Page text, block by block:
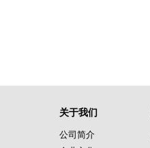
关于我们
公司简介